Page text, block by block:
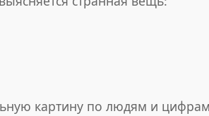
картину по людям и